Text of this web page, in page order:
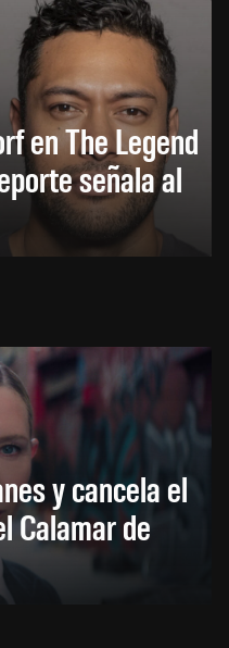
en The Legend
señala al
y cancela el
Calamar de